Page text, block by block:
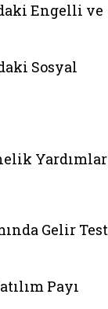
Engelli ve
Sosyal
Yardımlar
Gelir
Payı